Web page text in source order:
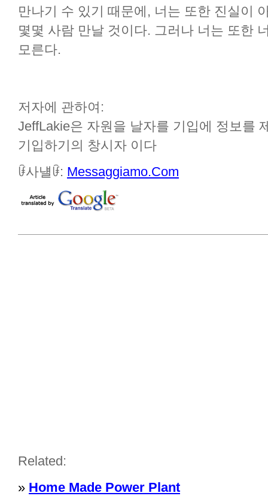
만나기 수 있기 때문에, 너는 또한 진실이
몇몇 사람 만날 것이다. 그러나 너는 또한
모른다.
저자에 관하여:
JeffLakie은 자원을 날자를 기입에 정보를
기입하기의 창시자 이다
ꀰ사냴ꀰ: Messaggiamo.Com
Related:
» Home Made Power Plant